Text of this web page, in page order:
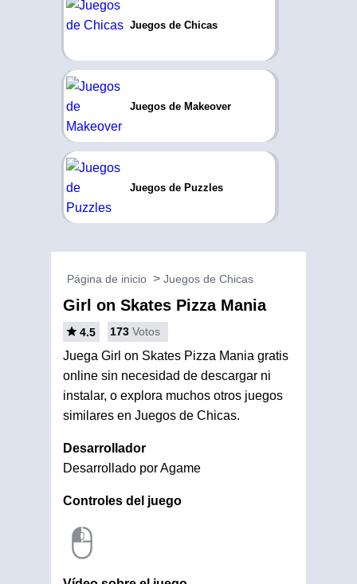
Juegos de Chicas
Juegos de Makeover
Juegos de Puzzles
Página de inicio Juegos de Chicas
Girl on Skates Pizza Mania
4.5 173 Votos
Juega Girl on Skates Pizza Mania gratis
online sin necesidad de descargar ni
instalar, o explora muchos otros juegos
similares en Juegos de Chicas.
Desarrollador
Desarrollado por Agame
Controles del juego